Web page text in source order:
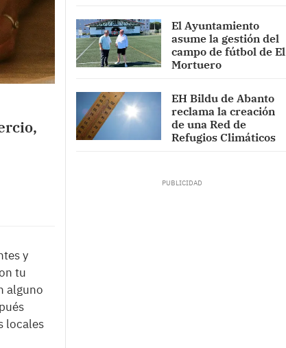
y
tu
alguno
locales
El Ayuntamiento
asume la gestión del
campo de fútbol de El
Mortuero
EH Bildu de Abanto
reclama la creación
de una Red de
Refugios Climáticos